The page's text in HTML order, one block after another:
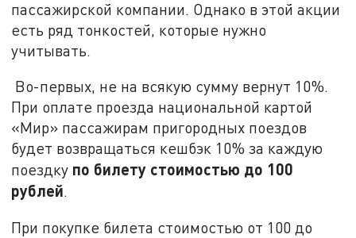
пассажирской компании. Однако в этой акции
есть ряд тонкостей, которые нужно
учитывать.
Во-первых, не на всякую сумму вернут 10%.
При оплате проезда национальной картой
«Мир» пассажирам пригородных поездов
будет возвращаться кешбэк 10% за каждую
поездку по билету стоимостью до 100
рублей.
При покупке билета стоимостью от 100 до